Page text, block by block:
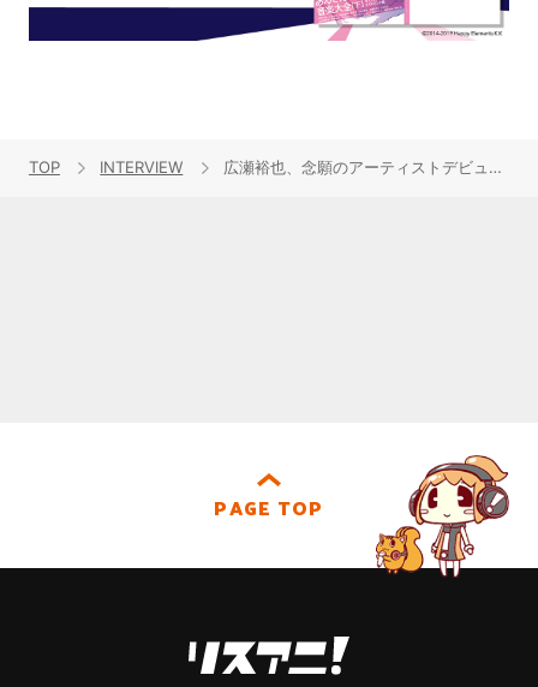
TOP INTERVIEW 広瀬裕也、念願のアーティストデビュー！1stアルバム『Focus』に込めた、“違う自分を見てもらいたい”という想い
PAGE TOP